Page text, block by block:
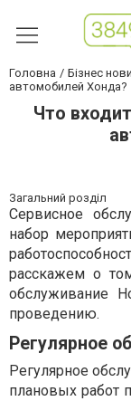
Головна Бізнес
автомобилей Хонда?
Что
Загальний розділ
Сервисное
набор
расскажем о
обслуживание
проведению.
Регулярное
Регулярное
плановых работ